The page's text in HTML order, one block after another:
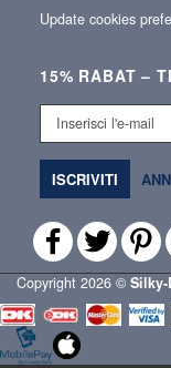
Update cookies
15% RABAT –
Inserisci
mail
ISCRIVITI
Copyright 2026 ©